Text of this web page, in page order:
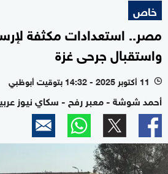
خاص
مصر.. استعدادات مكثفة
واستقبال جرحى غزة
l 11 أكتوبر 2025 - 14:32 بتوقيت أبوظبي
أحمد شوشة - معبر رفح - سكاي نيوز